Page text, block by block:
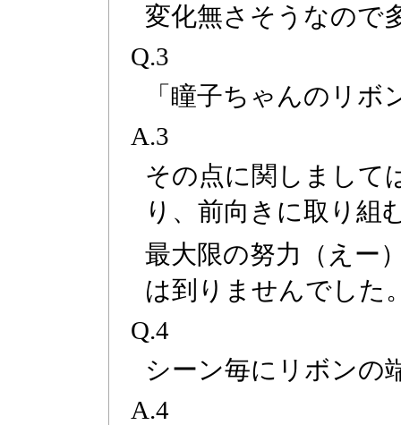
変化無さそうなので
Q.3
「瞳子ちゃんのリボ
A.3
その点に関しまして
り、前向きに取り組
最大限の努力（えー
は到りませんでした
Q.4
シーン毎にリボンの
A.4